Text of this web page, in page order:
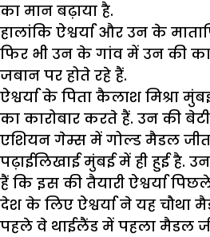
का मान बढ़ाया है.
हालांकि ऐश्वर्या और उन के
फिर भी उन के गांव में उन की
जबान पर होते रहे हैं.
ऐश्वर्या के पिता कैलाश मिश्रा
का कारोबार करते हैं. उन की बेटी
एशियन गेम्स में गोल्ड मैडल
पढ़ाईलिखाई मुंबई में ही हुई है.
हैं कि इस की तैयारी ऐश्वर्या
देश के लिए ऐश्वर्या ने यह चौथा
पहले वे थाईलैंड में पहला मैडल